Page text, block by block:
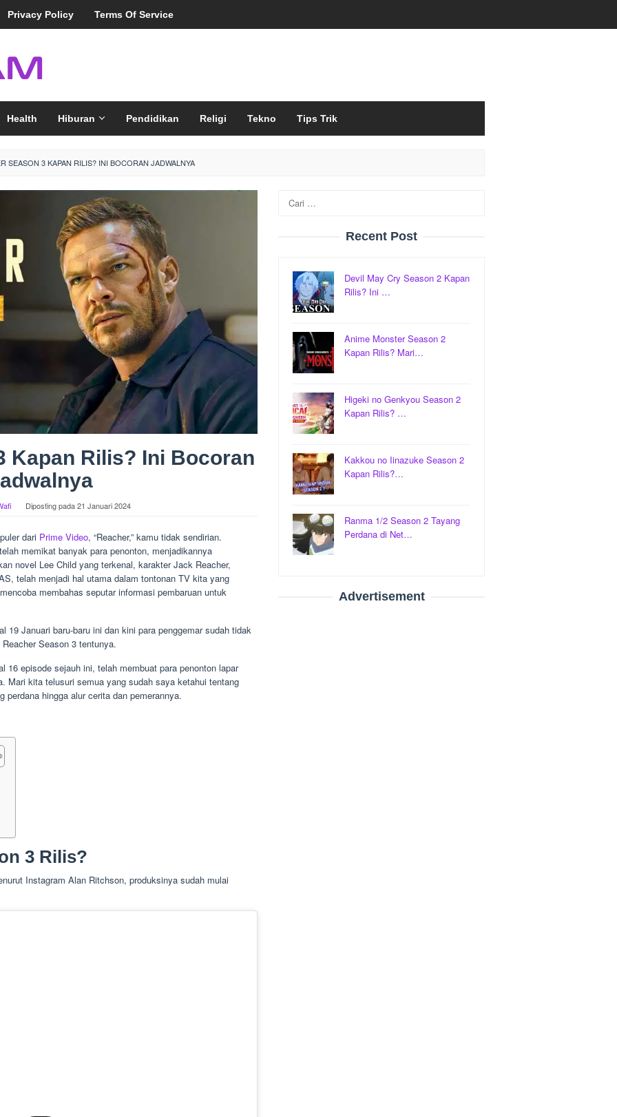
Privacy Policy Terms Of Service
Health Hiburan Pendidikan Religi Tekno Tips Trik
SEASON 3 KAPAN RILIS? INI BOCORAN JADWALNYA
Kapan Rilis? Ini Bocoran
Diposting pada21 Januari 2024
dari Prime Video, “Reacher,” kamu tidak sendirian.
memikat banyak para penonton, menjadikannya
novel Lee Child yang terkenal, karakter Jack Reacher,
telah menjadi hal utama dalam tontonan TV kita yang
membahas seputar informasi pembaruan untuk
19 Januari baru-baru ini dan kini para penggemar sudah tidak
Season 3 tentunya.
16 episode sejauh ini, telah membuat para penonton lapar
Mari kita telusuri semua yang sudah saya ketahui tentang
hingga alur cerita dan pemerannya.
3 Rilis?
Instagram Alan Ritchson, produksinya sudah mulai
Cari
untuk:
Recent Post
Devil May Cry Season 2 Kapan
Rilis? Ini …
Anime Monster Season 2
Kapan Rilis? Mari…
Higeki no Genkyou Season 2
Kapan Rilis? …
Kakkou no Iinazuke Season 2
Kapan Rilis?…
Ranma 1/2 Season 2 Tayang
Perdana di Net…
Advertisement